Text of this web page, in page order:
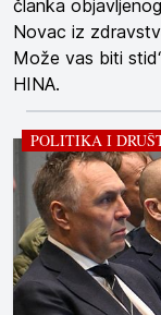
članka
Novac iz
Može vas biti
HINA.
POLITIKA I